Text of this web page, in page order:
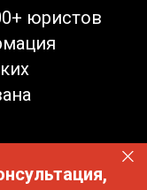
юристов